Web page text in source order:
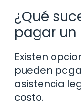
¿Qué
pagar
Existen
pueden
asistencia
costo.